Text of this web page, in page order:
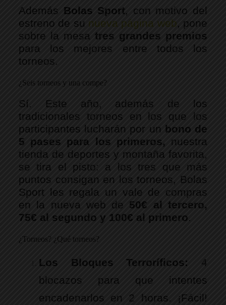
Además Bolas Sport, con motivo del
estreno de su nueva página web, pone
sobre la mesa tres grandes premios
para los mejores entre todos los
torneos.
¿Seis torneos y una compe?
Sí. Este año, además de los
tradicionales torneos en los que los
participantes lucharán por un bono de
5 pases para los primeros, nuestra
tienda de deportes y montaña favorita,
se tira el pisto: a los tres que más
puntos consigan en los torneos, Bolas
Sport les regala un vale de compras
en la nueva web de 50€ al tercero,
75€ al segundo y 100€ al primero.
¿Torneos? ¿Qué torneos?
Los Bloques Terroríficos: 4
blocazos para que intentes
encadenarlos en 2 horas. ¡Fácil!